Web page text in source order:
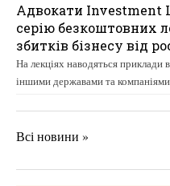
Адвокати Investment
серію безкоштовних
збитків бізнесу від
На лекціях наводяться
іншими державами та компаніями
Всі новини »